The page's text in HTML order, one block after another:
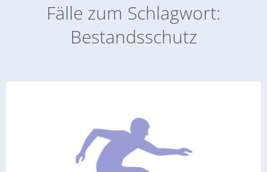
Fälle zum Schlagwort:
Bestandsschutz